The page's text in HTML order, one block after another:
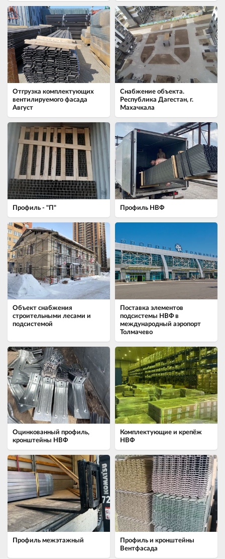
Отгрузка комплектующих
вентилируемого фасада
Август
Снабжение объекта.
Республика Дагестан, г.
Махачкала
Профиль - "П" Профиль НВФ
Объект снабжения
строительными лесами и
подсистемой
Поставка элементов
подсистемы НВФ в
международный аэропорт
Толмачево
Оцинкованный профиль,
кронштейны НВФ
Комплектующие и крепёж
НВФ
Профиль межэтажный
Профиль и кронштейны
Вентфасада